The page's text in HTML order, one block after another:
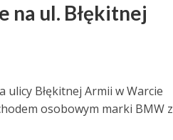
na ul. Błękitnej
ulicy Błękitnej Armii w Warcie
osobowym marki BMW z